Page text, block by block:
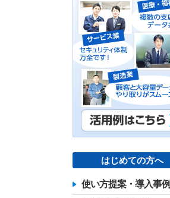
はじめての方へ
使い方提案・導入事例